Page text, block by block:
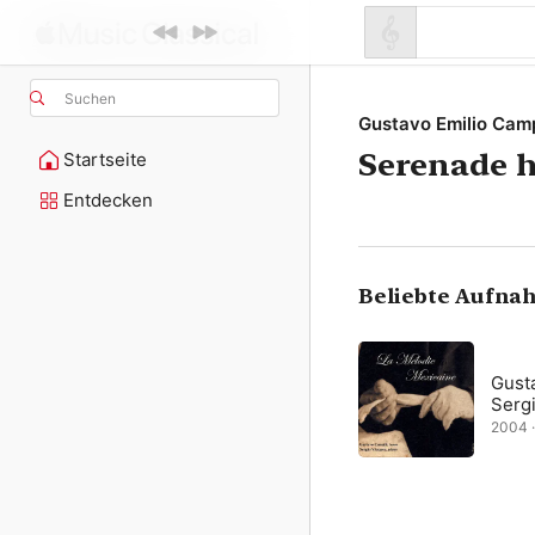
Suchen
Startseite
Entdecken
Gustavo Emilio
Serenade
Beliebte
2004